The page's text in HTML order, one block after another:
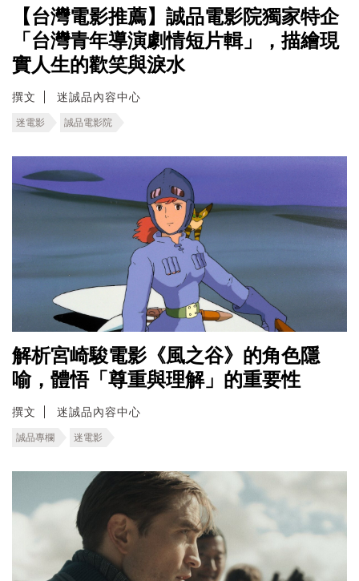
【台灣電影推薦】誠品電影院獨家特企
「台灣青年導演劇情短片輯」，描繪現
實人生的歡笑與淚水
撰文 迷誠品內容中心
迷電影 誠品電影院
解析宮崎駿電影《風之谷》的角色隱
喻，體悟「尊重與理解」的重要性
撰文 迷誠品內容中心
誠品專欄 迷電影